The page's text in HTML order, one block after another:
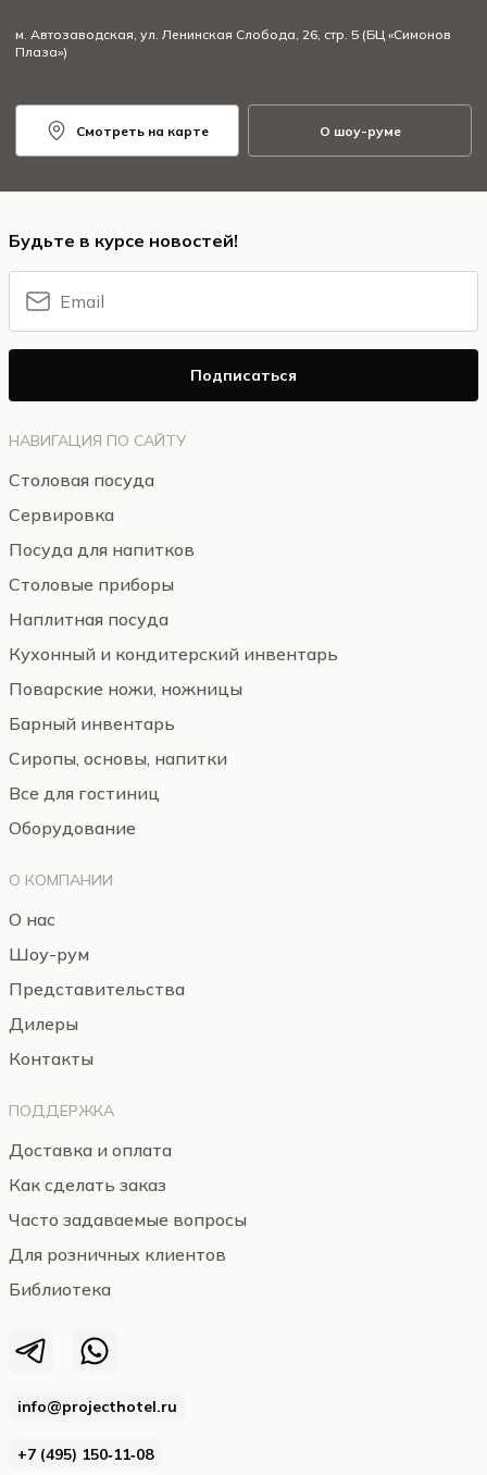
м. Автозаводская, ул. Ленинская Слобода, 26, стр. 5 (БЦ «Симонов
Плаза»)
Смотреть на карте О шоу-руме
info@projecthotel.ru
+7 (495) 150‑11‑08
НАВИГАЦИЯ ПО САЙТУ
Столовая посуда
Сервировка
Посуда для напитков
Столовые приборы
Наплитная посуда
Кухонный и кондитерский инвентарь
Поварские ножи, ножницы
Барный инвентарь
Сиропы, основы, напитки
Все для гостиниц
Оборудование
О КОМПАНИИ
О нас
Шоу-рум
Представительства
Дилеры
Контакты
ПОДДЕРЖКА
Доставка и оплата
Как сделать заказ
Часто задаваемые вопросы
Для розничных клиентов
Библиотека
Будьте в курсе новостей!
Подписаться